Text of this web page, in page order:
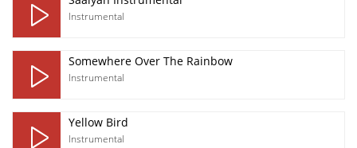
Instrumental
Somewhere Over The Rainbow
Instrumental
Yellow Bird
Instrumental